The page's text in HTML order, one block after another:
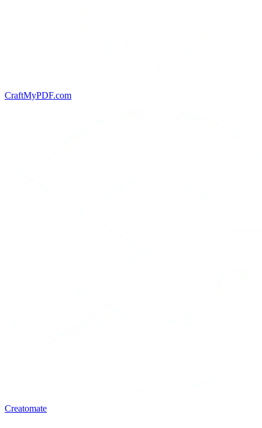
CraftMyPDF.com
Creatomate